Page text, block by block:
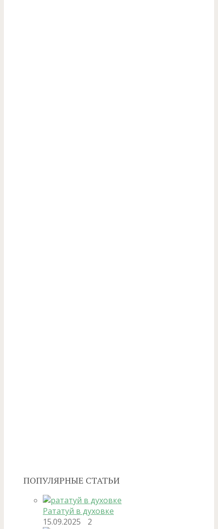
ПОПУЛЯРНЫЕ СТАТЬИ
Рататуй в духовке
15.09.2025
2